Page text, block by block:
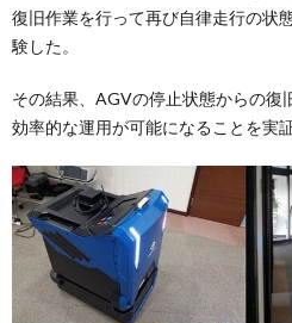
復旧作業を行って再び自律走行の状
験した。
その結果、AGVの停止状態からの復
効率的な運用が可能になることを実証